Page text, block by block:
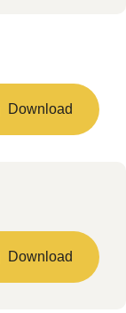
Download
Download